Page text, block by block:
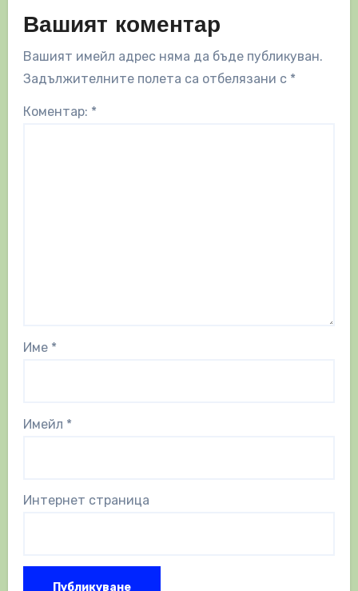
Вашият коментар
Вашият имейл адрес няма да бъде публикуван.
Задължителните полета са отбелязани с *
Коментар: *
Име *
Имейл *
Интернет страница